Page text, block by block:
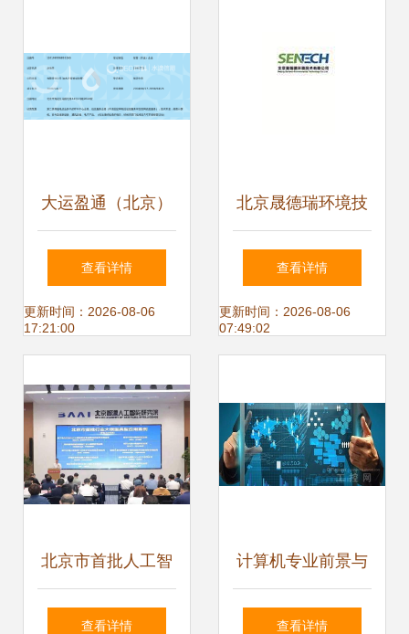
大运盈通（北京）
数码科技 北京软件
技术开发的领航者
查看详情
更新时间：2026-08-06
17:21:00
北京晟德瑞环境技
术软件开发工程师
薪资及行业发展概
查看详情
更新时间：2026-08-06
07:49:02
北京市首批人工智
能行业大模型应用
查看详情
计算机专业前景与
北大青鸟热门专业
查看详情